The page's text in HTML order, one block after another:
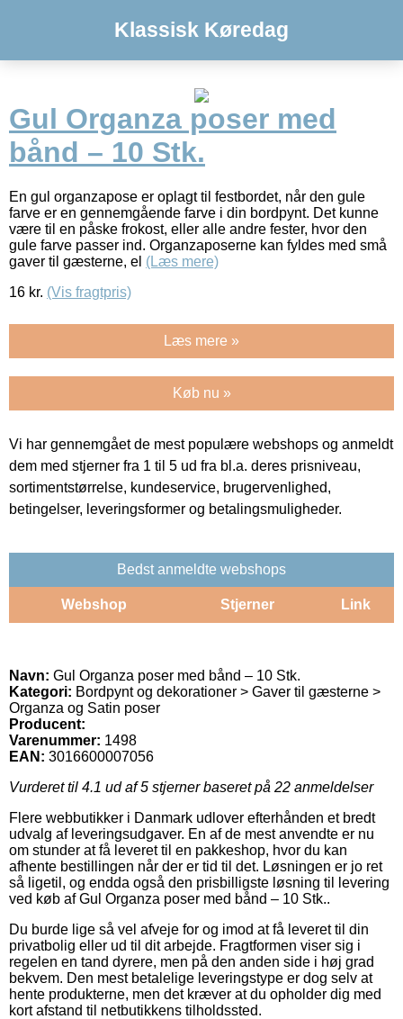
Klassisk Køredag
Gul Organza poser med
bånd – 10 Stk.
En gul organzapose er oplagt til festbordet, når den gule
farve er en gennemgående farve i din bordpynt. Det kunne
være til en påske frokost, eller alle andre fester, hvor den
gule farve passer ind. Organzaposerne kan fyldes med små
gaver til gæsterne, el (Læs mere)
16 kr. (Vis fragtpris)
Læs mere »
Køb nu »
Vi har gennemgået de mest populære webshops og anmeldt
dem med stjerner fra 1 til 5 ud fra bl.a. deres prisniveau,
sortimentstørrelse, kundeservice, brugervenlighed,
betingelser, leveringsformer og betalingsmuligheder.
Bedst anmeldte webshops
Webshop Stjerner Link
Navn: Gul Organza poser med bånd – 10 Stk.
Kategori: Bordpynt og dekorationer > Gaver til gæsterne >
Organza og Satin poser
Producent:
Varenummer: 1498
EAN: 3016600007056
Vurderet til 4.1 ud af 5 stjerner baseret på 22 anmeldelser
Flere webbutikker i Danmark udlover efterhånden et bredt
udvalg af leveringsudgaver. En af de mest anvendte er nu
om stunder at få leveret til en pakkeshop, hvor du kan
afhente bestillingen når der er tid til det. Løsningen er jo ret
så ligetil, og endda også den prisbilligste løsning til levering
ved køb af Gul Organza poser med bånd – 10 Stk..
Du burde lige så vel afveje for og imod at få leveret til din
privatbolig eller ud til dit arbejde. Fragtformen viser sig i
regelen en tand dyrere, men på den anden side i høj grad
bekvem. Den mest betalelige leveringstype er dog selv at
hente produkterne, men det kræver at du opholder dig med
kort afstand til netbutikkens tilholdssted.